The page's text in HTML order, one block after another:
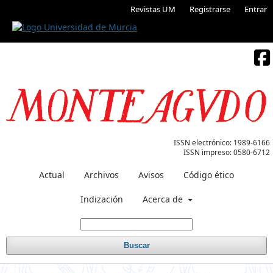
Revistas UM Registrarse Entrar
ISSN electrónico: 1989-6166
ISSN impreso:0580-6712
Actual Archivos Avisos Código ético
Indización Acerca de
Buscar